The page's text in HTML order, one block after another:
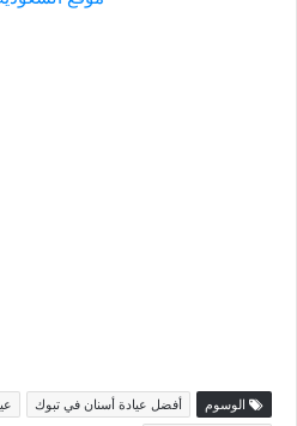
الوسوم أفضل عيادة أسنان في تبوك